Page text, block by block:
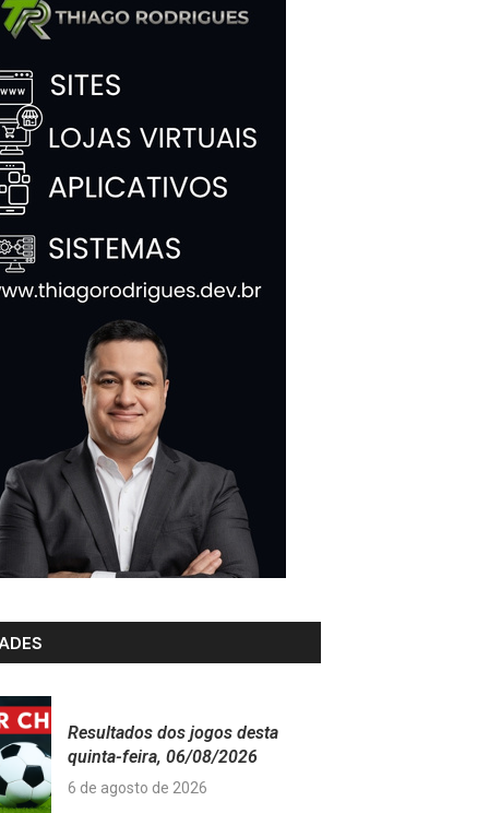
Resultados dos jogos desta
quinta-feira, 06/08/2026
6 de agosto de 2026